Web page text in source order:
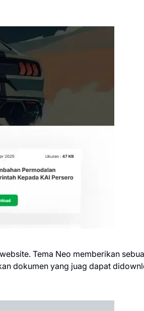
Tema Neo memberikan
dokumen yang juag dapat